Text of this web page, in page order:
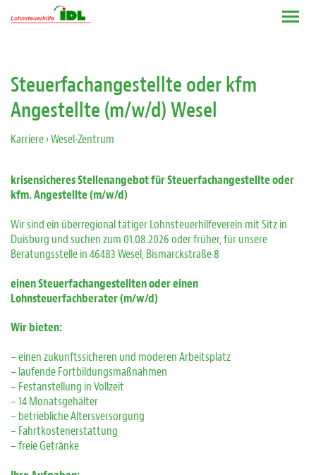
Steuerfachangestellte oder kfm
Angestellte (m/w/d) Wesel
Karriere› Wesel-Zentrum
krisensicheres Stellenangebot für Steuerfachangestellte oder
kfm. Angestellte (m/w/d)
Wir sind ein überregional tätiger Lohnsteuerhilfeverein mit Sitz in
Duisburg und suchen zum 01.08.2026 oder früher, für unsere
Beratungsstelle in 46483 Wesel, Bismarckstraße 8
einen Steuerfachangestellten oder einen
Lohnsteuerfachberater (m/w/d)
Wirbieten:
– einen zukunftssicheren und moderen Arbeitsplatz
– laufende Fortbildungsmaßnahmen
– Festanstellung in Vollzeit
– 14 Monatsgehälter
– betriebliche Altersversorgung
– Fahrtkostenerstattung
– freie Getränke